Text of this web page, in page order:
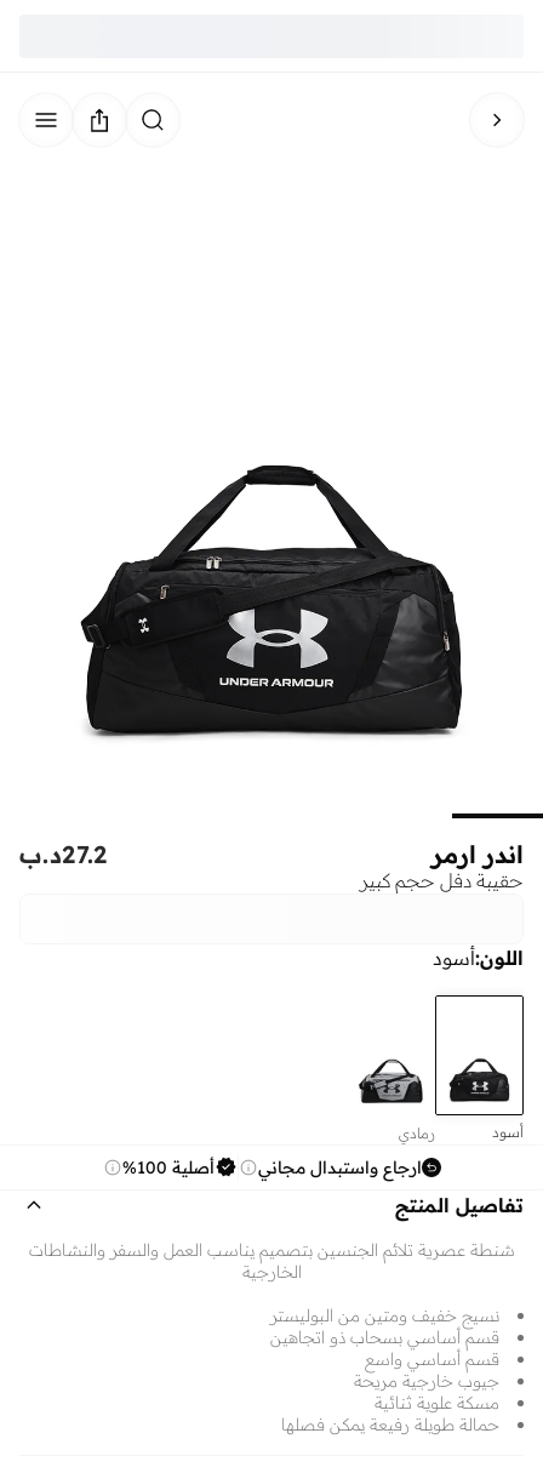
اندر ارمر
حقيبة دفل حجم كبير
د.ب27.2
اللون:أسود
أسود رمادي
ارجاع واستبدال مجاني أصلية 100%
تفاصيل المنتج
شنطة عصرية تلائم الجنسين بتصميم يناسب العمل والسفر والنشاطات
الخارجية
نسيج خفيف ومتين من البوليستر
قسم أساسي بسحاب ذو اتجاهين
قسم أساسي واسع
جيوب خارجية مريحة
مسكة علوية ثنائية
حمالة طويلة رفيعة يمكن فصلها